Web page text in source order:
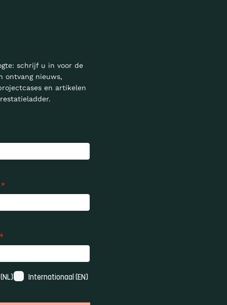
schrijf u in voor de
ontvang nieuws,
en artikelen
*
Internationaal (EN)